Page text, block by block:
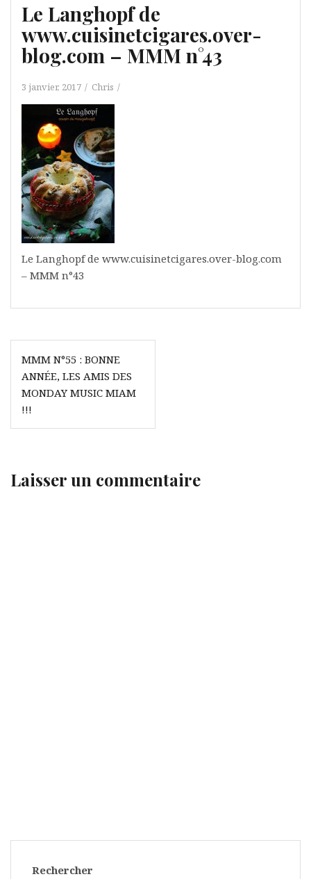
Le Langhopf de
www.cuisinetcigares.over-
blog.com – MMM n°43
3 janvier, 2017 Chris
Le Langhopf de www.cuisinetcigares.over-blog.com
– MMM n°43
Navigation
de
l’article
MMM N°55 : BONNE
ANNÉE, LES AMIS DES
MONDAY MUSIC MIAM
!!!
Laisser un commentaire
Rechercher